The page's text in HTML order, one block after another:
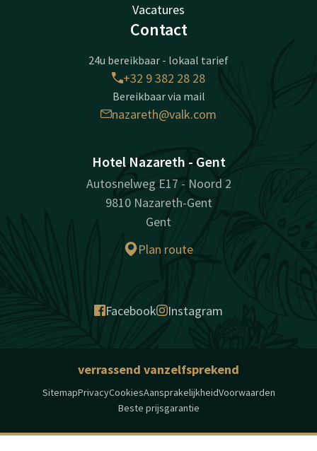
Vacatures
Contact
24u bereikbaar - lokaal tarief
+32 9 382 28 28
Bereikbaar via mail
nazareth@valk.com
Hotel Nazareth - Gent
Autosnelweg E17 - Noord 2
9810 Nazareth-Gent
Gent
Plan route
Facebook Instagram
verrassend vanzelfsprekend
SitemapPrivacyCookiesAansprakelijkheidVoorwaarden
Beste prijsgarantie